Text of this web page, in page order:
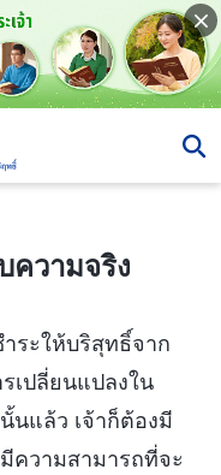
วามจริง
ระให้บริสุทธิ์จาก
เปลี่ยนแปลงใน
นแล้ว เจ้าก็ต้องมี
ความสามารถที่จะ